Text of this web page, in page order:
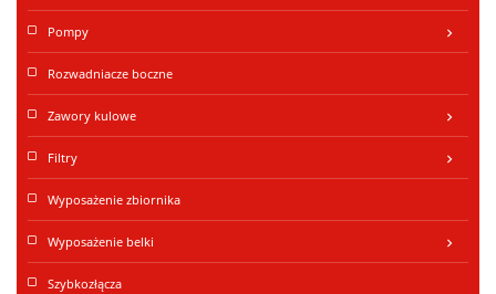
Pompy keyboard_arrow_right
Rozwadniacze boczne
Zawory kulowe keyboard_arrow_right
Filtry keyboard_arrow_right
Wyposażenie zbiornika
Wyposażenie belki keyboard_arrow_right
Szybkozłącza